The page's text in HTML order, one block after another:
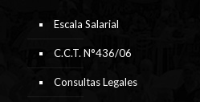
Escala Salarial
C.C.T. N°436/06
Consultas Legales